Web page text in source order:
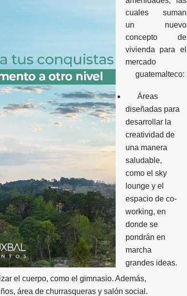
cuales suman
un nuevo
concepto de
vivienda para el
mercado
guatemalteco:
Áreas
diseñadas para
desarrollar la
creatividad de
una manera
saludable,
como el sky
lounge y el
espacio de co-
working, en
donde se
pondrán en
marcha
grandes ideas.
el cuerpo, como el gimnasio. Además,
área de churrasqueras y salón social.